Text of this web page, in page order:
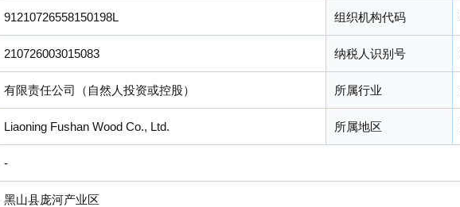
91210726558150198L 组织机构代码
210726003015083 纳税人识别号
有限责任公司（自然人投资或控股） 所属行业
Liaoning Fushan Wood Co., Ltd. 所属地区
-
黑山县庞河产业区